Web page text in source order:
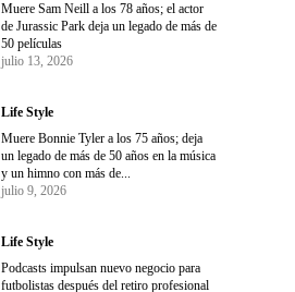
Muere Sam Neill a los 78 años; el actor
de Jurassic Park deja un legado de más de
50 películas
julio 13, 2026
Life Style
Muere Bonnie Tyler a los 75 años; deja
un legado de más de 50 años en la música
y un himno con más de...
julio 9, 2026
Life Style
Podcasts impulsan nuevo negocio para
futbolistas después del retiro profesional